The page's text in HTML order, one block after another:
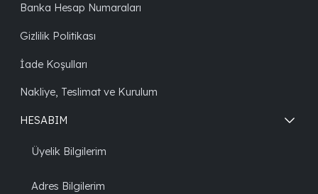
Banka Hesap Numaraları
Gizlilik Politikası
İade Koşulları
Nakliye, Teslimat ve Kurulum
HESABIM
Üyelik Bilgilerim
Adres Bilgilerim